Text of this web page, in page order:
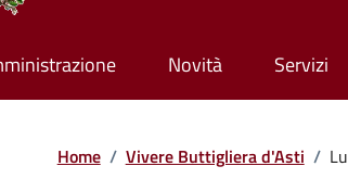
Novità Servizi
Home / Vivere Buttigliera d'Asti /